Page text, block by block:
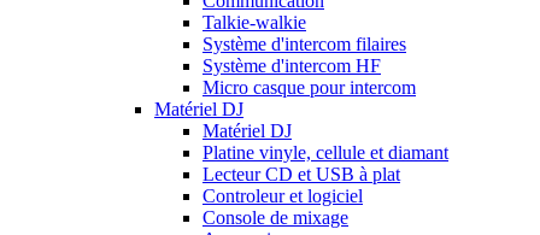
Talkie-walkie
Système d'intercom filaires
Système d'intercom HF
Micro casque pour intercom
Matériel DJ
Matériel DJ
Platine vinyle, cellule et diamant
Lecteur CD et USB à plat
Controleur et logiciel
Console de mixage